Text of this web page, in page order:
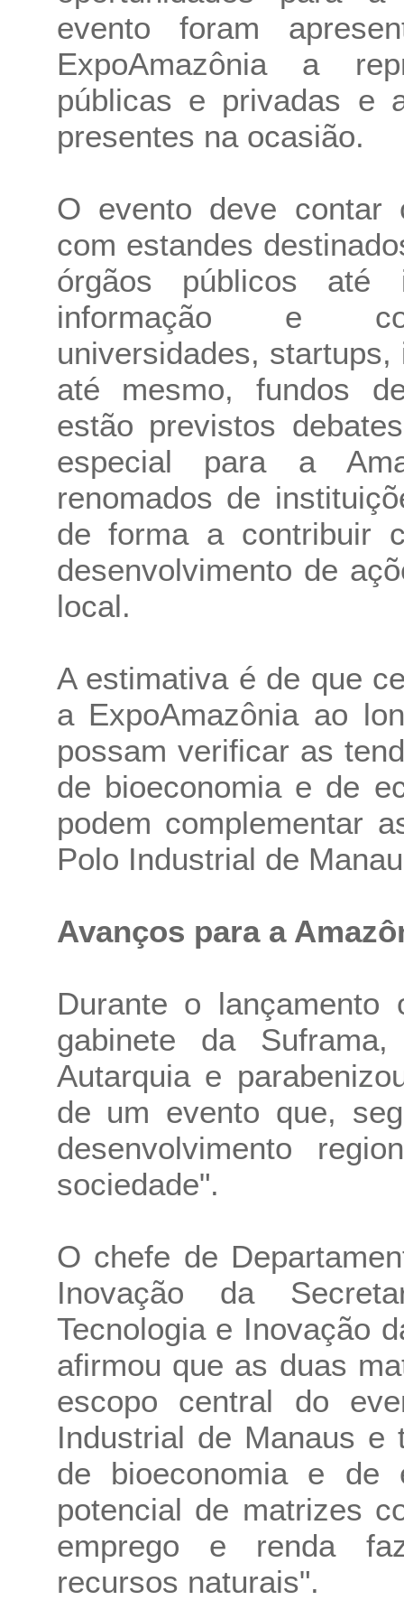
evento foram
ExpoAmazônia a
públicas e privadas e
presentes na ocasião.
O evento deve contar
com estandes
órgãos públicos até
informação e
universidades,
até mesmo, fundos
estão previstos
especial para a
renomados de
de forma a contribuir
desenvolvimento de
local.
A estimativa é de que
a ExpoAmazônia ao
possam verificar as
de bioeconomia e de
podem complementar
Polo Industrial de
Avanços para a
Durante o
gabinete da
Autarquia e
de um evento que,
desenvolvimento
sociedade".
O chefe de
Inovação da
Tecnologia e Inovação
afirmou que as duas
escopo central do
Industrial de Manaus
de bioeconomia e de
potencial de matrizes
emprego e renda
recursos naturais".